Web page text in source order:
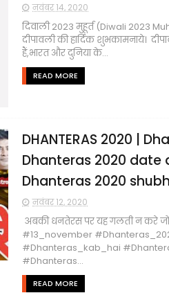
नवंबर 14, 2020
दिवाली 2023 मुहूर्त (Diwali 2023
दीपावली की हार्दिक शुभकामनाये।
हैं,भारत और दुनिया के...
READ MORE
DHANTERAS 2020 |
Dhanteras 2020 date
Dhanteras 2020
नवंबर 12, 2020
अबकी धनतेरस पर यह गलती न करे जो
#13_november
#Dhanteras_kab_hai
#Dhanteras...
READ MORE